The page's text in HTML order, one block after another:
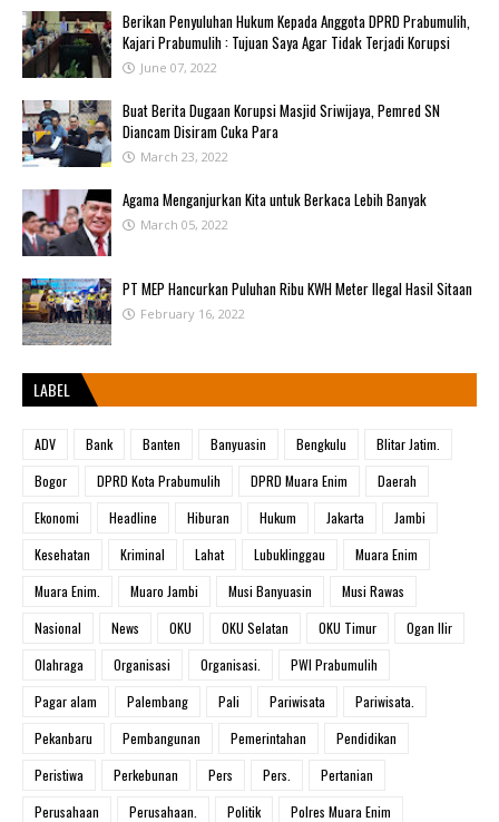
Berikan Penyuluhan Hukum Kepada Anggota DPRD Prabumulih,
Kajari Prabumulih : Tujuan Saya Agar Tidak Terjadi Korupsi
June 07, 2022
Buat Berita Dugaan Korupsi Masjid Sriwijaya, Pemred SN
Diancam Disiram Cuka Para
March 23, 2022
Agama Menganjurkan Kita untuk Berkaca Lebih Banyak
March 05, 2022
PT MEP Hancurkan Puluhan Ribu KWH Meter Ilegal Hasil Sitaan
February 16, 2022
LABEL
ADV Bank Banten Banyuasin Bengkulu
Blitar Jatim.
Bogor
DPRD Kota Prabumulih DPRD Muara Enim
Daerah
Ekonomi
Headline Hiburan Hukum Jakarta
Jambi
Kesehatan
Kriminal Lahat Lubuklinggau
Muara Enim
Muara Enim.
Muaro Jambi Musi Banyuasin
Musi Rawas
Nasional
News OKU OKU Selatan OKU Timur
Ogan Ilir
Olahraga
Organisasi Organisasi.
PWI Prabumulih
Pagar alam
Palembang Pali Pariwisata
Pariwisata.
Pekanbaru
Pembangunan Pemerintahan
Pendidikan
Peristiwa
Perkebunan Pers Pers.
Pertanian
Perusahaan
Perusahaan. Politik
Polres Muara Enim